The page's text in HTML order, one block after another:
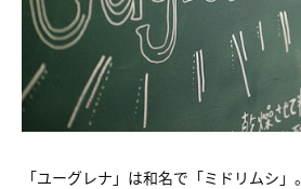
「ユーグレナ」は和名で「ミドリムシ」。